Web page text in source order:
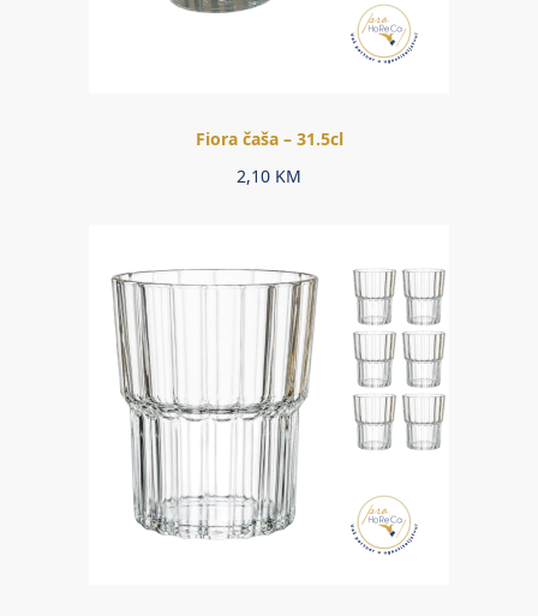
Fiora čaša – 31.5cl
2,10 KM